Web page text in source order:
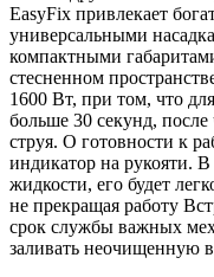
EasyFix привлекает
универсальными
компактными
стесненном
1600 Вт, при том, что для
больше 30 секунд, после
струя. О готовности к
индикатор на рукояти. В
жидкости, его будет
не прекращая работу
срок службы важных
заливать неочищенную